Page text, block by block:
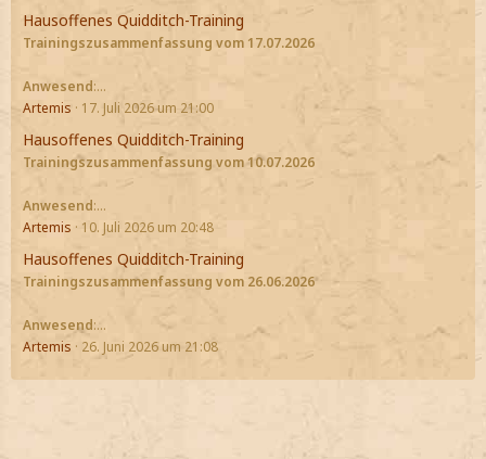
Hausoffenes Quidditch-Training
Trainingszusammenfassung vom 17.07.2026
Anwesend:…
Artemis
17. Juli 2026 um 21:00
Hausoffenes Quidditch-Training
Trainingszusammenfassung vom 10.07.2026
Anwesend:…
Artemis
10. Juli 2026 um 20:48
Hausoffenes Quidditch-Training
Trainingszusammenfassung vom 26.06.2026
Anwesend:…
Artemis
26. Juni 2026 um 21:08